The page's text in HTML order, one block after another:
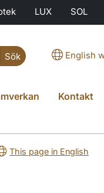
LUX SOL
Sök English
Kontakt
This page in English